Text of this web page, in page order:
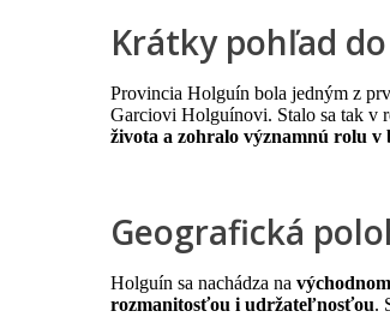
Krátky pohľad
Provincia Holguín bola jedným z
Garciovi Holguínovi. Stalo sa tak v
života a zohralo významnú rolu v
Geografická
Holguín sa nachádza na
rozmanitosťou i udržateľnosťou.